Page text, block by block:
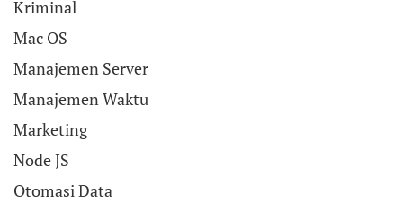
Kriminal
Mac OS
Manajemen Server
Manajemen Waktu
Marketing
Node JS
Otomasi Data